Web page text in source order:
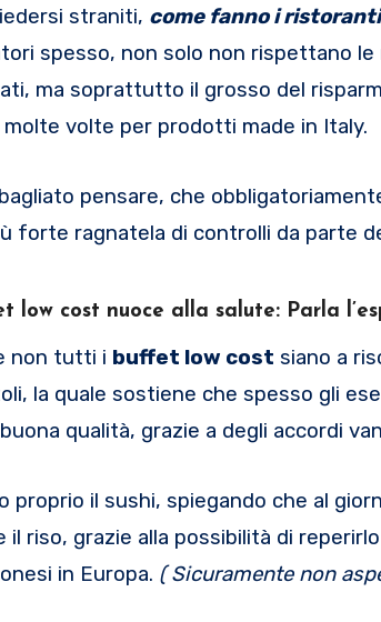
straniti, come fanno i
spesso, non solo non rispettano
ma soprattutto il grosso del
volte per prodotti made in Italy.
pensare, che
forte ragnatela di controlli da parte
low cost nuoce alla salute: Parla
non tutti i buffet low cost siano a
la quale sostiene che spesso gli
qualità, grazie a degli accordi
proprio il sushi, spiegando che al
il riso, grazie alla possibilità di
in Europa. ( Sicuramente non